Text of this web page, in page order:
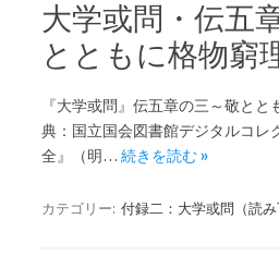
大学或問・伝五
とともに格物窮
『大学或問』伝五章の三～敬とと
典：国立国会図書館デジタルコレ
全』（明… 続きを読む »
カテゴリー: 付録二：大学或問（読み